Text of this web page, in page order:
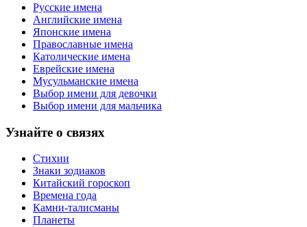
Русские имена
Английские имена
Японские имена
Православные имена
Католические имена
Еврейские имена
Мусульманские имена
Выбор имени для девочки
Выбор имени для мальчика
Узнайте о связях
Стихии
Знаки зодиаков
Китайский гороскоп
Времена года
Камни-талисманы
Планеты